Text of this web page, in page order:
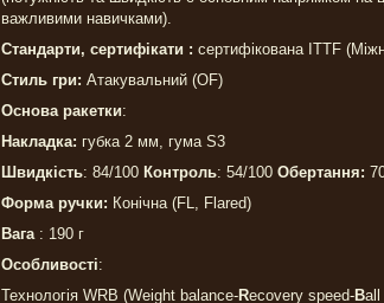
важливими навичками).
Стандарти, сертифікати : сертифікована ITTF
Стиль гри: Атакувальний (OF)
Основа ракетки:
Накладка: губка 2 мм, гума S3
Швидкість: 84/100 Контроль: 54/100 Обертання:
Форма ручки: Конічна (FL, Flared)
Вага : 190 г
Особливості:
Технологія WRB (Weight balance-Recovery speed-Ball